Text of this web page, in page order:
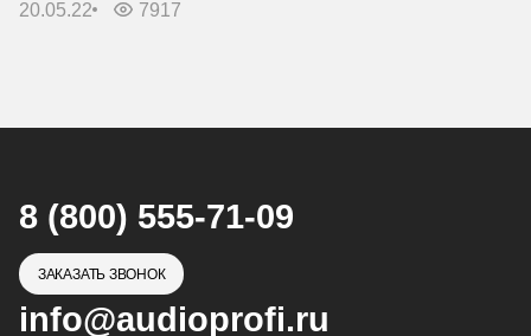
20.05.22 7917
8 (800) 555-71-09
ЗАКАЗАТЬ ЗВОНОК
info@audioprofi.ru